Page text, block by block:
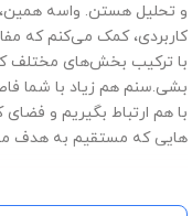
و تحلیل هستن. واسه
کاربردی، کمک می‌کنم که
با ترکیب بخش‌های مختلف
بشی.سنم هم زیاد با شما
با هم ارتباط بگیریم و
هایی که مستقیم به هدف